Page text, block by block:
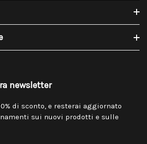
newsletter
di sconto, e resterai aggiornato
sui nuovi prodotti e sulle